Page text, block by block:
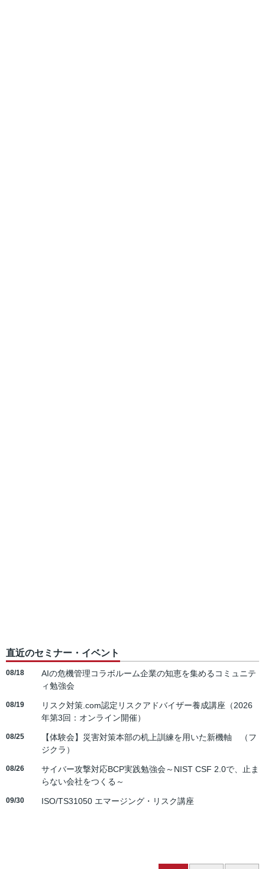
直近のセミナー・イベント
08/18
AIの危機管理コラボルーム企業の知恵を集めるコミュニテ
ィ勉強会
08/19
リスク対策.com認定リスクアドバイザー養成講座（2026
年第3回：オンライン開催）
08/25
【体験会】災害対策本部の机上訓練を用いた新機軸 （フ
ジクラ）
08/26
サイバー攻撃対応BCP実践勉強会～NIST CSF 2.0で、止ま
らない会社をつくる～
09/30 ISO/TS31050 エマージング・リスク講座